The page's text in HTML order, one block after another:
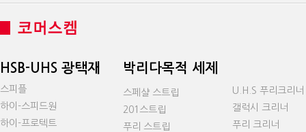
HSB-UHS 광택재
스피플
하이-스피드원
하이-프로텍트
박리다목적 세제
스페샬 스트립
201스트립
푸리 스트립
U.H.S 푸리크리너
갤럭시 크리너
푸리 크리너